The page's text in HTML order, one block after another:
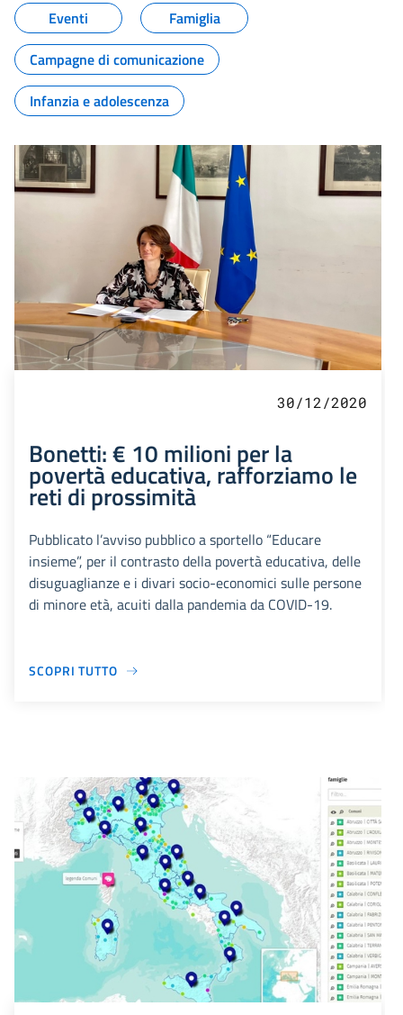
Eventi
Famiglia
Campagne di comunicazione
Infanzia e adolescenza
30/12/2020
Bonetti: € 10 milioni per la
povertà educativa, rafforziamo le
reti di prossimità
Pubblicato l’avviso pubblico a sportello “Educare
insieme”, per il contrasto della povertà educativa, delle
disuguaglianze e i divari socio-economici sulle persone
di minore età, acuiti dalla pandemia da COVID-19.
SCOPRI TUTTO